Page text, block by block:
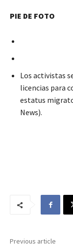
PIE DE FOTO
Los activistas
licencias para
estatus
News).
Previous article